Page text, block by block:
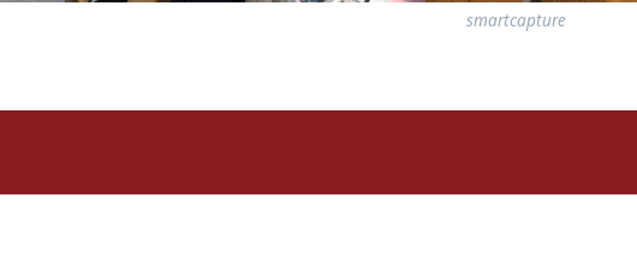
smartcapture